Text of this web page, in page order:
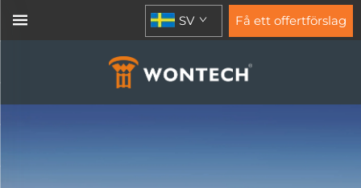
SV Få ett offertförslag